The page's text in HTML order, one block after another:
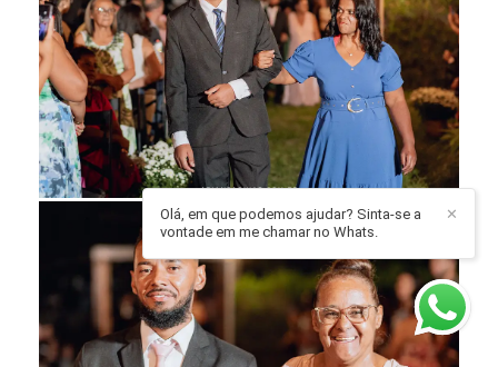
✕
Olá, em que podemos ajudar? Sinta-se a
vontade em me chamar no Whats.